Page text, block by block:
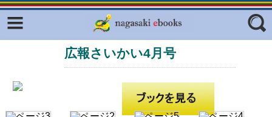
フリーワード
ジャンル
広報さいかい4月号
Facebook
ふくいろキラリプロジェクト
ラリー（TOKYO Brochures）